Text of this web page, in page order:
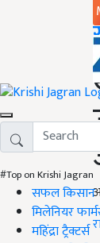
#Top on Krishi Jagran
सफल किसान
मिलेनियर
महिंद्रा ट्रैक्टर्स